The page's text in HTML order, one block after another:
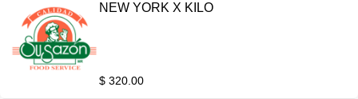
NEW YORK X KILO
$ 320.00